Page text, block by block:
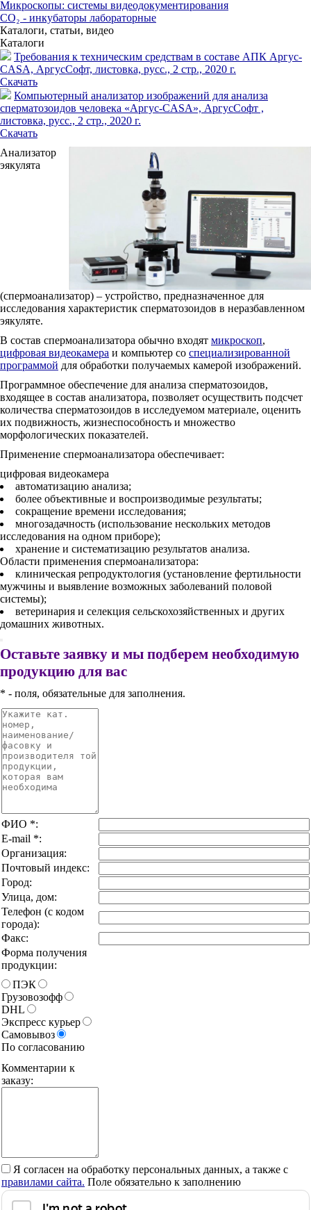
Микроскопы: системы видеодокументирования
СО₂ - инкубаторы лабораторные
Каталоги, статьи, видео
Каталоги
Требования к техническим средствам в составе АПК Аргус-
CASA, АргусСофт, листовка, русс., 2 стр., 2020 г.
Скачать
Компьютерный анализатор изображений для анализа
сперматозоидов человека «Аргус-CASA», АргусСофт ,
листовка, русс., 2 стр., 2020 г.
Скачать
Анализатор
эякулята
(спермоанализатор) – устройство, предназначенное для
исследования характеристик сперматозоидов в неразбавленном
эякуляте.
В состав спермоанализатора обычно входят микроскоп,
цифровая видеокамера и компьютер со специализированной
программой для обработки получаемых камерой изображений.
Программное обеспечение для анализа сперматозоидов,
входящее в состав анализатора, позволяет осуществить подсчет
количества сперматозоидов в исследуемом материале, оценить
их подвижность, жизнеспособность и множество
морфологических показателей.
Применение спермоанализатора обеспечивает:
цифровая видеокамера
автоматизацию анализа;
более объективные и воспроизводимые результаты;
сокращение времени исследования;
многозадачность (использование нескольких методов
исследования на одном приборе);
хранение и систематизацию результатов анализа.
Области применения спермоанализатора:
клиническая репродуктология (установление фертильности
мужчины и выявление возможных заболеваний половой
системы);
ветеринария и селекция сельскохозяйственных и других
домашних животных.
Оставьте заявку и мы подберем необходимую
продукцию для вас
* - поля, обязательные для заполнения.
ФИО *:
E-mail *:
Организация:
Почтовый индекс:
Город:
Улица, дом:
Телефон (с кодом
города):
Факс:
Форма получения
продукции:
ПЭК
Грузовозофф
DHL
Экспресс курьер
Самовывоз
По согласованию
Комментарии к
заказу:
Я согласен на обработку персональных данных, а также с
правилами сайта. Поле обязательно к заполнению